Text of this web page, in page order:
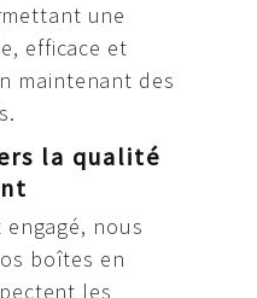
une
efficace et
maintenant des
la qualité
nous
boîtes en
les